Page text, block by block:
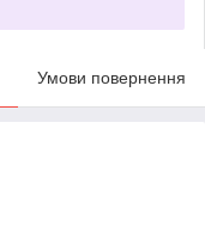
Умови повернення